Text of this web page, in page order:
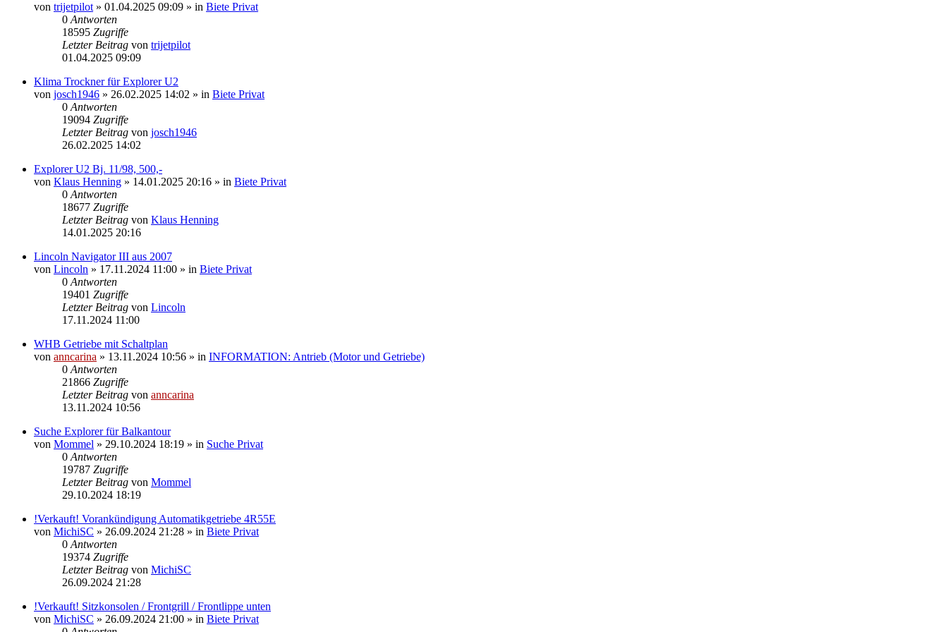
von trijetpilot » 01.04.2025 09:09 » in Biete Privat
0 Antworten
18595 Zugriffe
Letzter Beitrag von trijetpilot
01.04.2025 09:09
Klima Trockner für Explorer U2
von josch1946 » 26.02.2025 14:02 » in Biete Privat
0 Antworten
19094 Zugriffe
Letzter Beitrag von josch1946
26.02.2025 14:02
Explorer U2 Bj. 11/98, 500,-
von Klaus Henning » 14.01.2025 20:16 » in Biete Privat
0 Antworten
18677 Zugriffe
Letzter Beitrag von Klaus Henning
14.01.2025 20:16
Lincoln Navigator III aus 2007
von Lincoln » 17.11.2024 11:00 » in Biete Privat
0 Antworten
19401 Zugriffe
Letzter Beitrag von Lincoln
17.11.2024 11:00
WHB Getriebe mit Schaltplan
von anncarina » 13.11.2024 10:56 » in INFORMATION: Antrieb (Motor und Getriebe)
0 Antworten
21866 Zugriffe
Letzter Beitrag von anncarina
13.11.2024 10:56
Suche Explorer für Balkantour
von Mommel » 29.10.2024 18:19 » in Suche Privat
0 Antworten
19787 Zugriffe
Letzter Beitrag von Mommel
29.10.2024 18:19
!Verkauft! Vorankündigung Automatikgetriebe 4R55E
von MichiSC » 26.09.2024 21:28 » in Biete Privat
0 Antworten
19374 Zugriffe
Letzter Beitrag von MichiSC
26.09.2024 21:28
!Verkauft! Sitzkonsolen / Frontgrill / Frontlippe unten
von MichiSC » 26.09.2024 21:00 » in Biete Privat